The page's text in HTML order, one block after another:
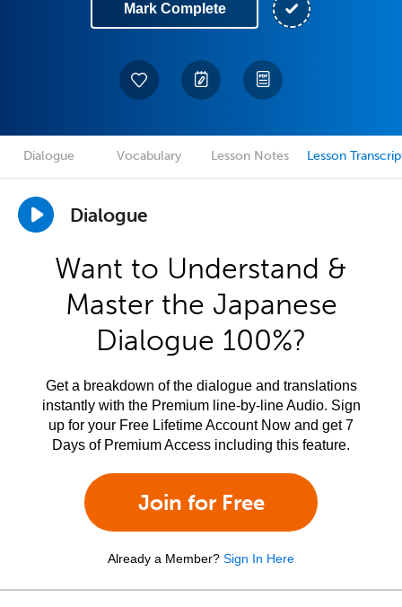
Mark Complete
Dialogue Vocabulary Lesson Notes Lesson
Dialogue
Want to Understand &
Master the Japanese
Dialogue 100%?
Get a breakdown of the dialogue and translations
instantly with the Premium line-by-line Audio. Sign
up for your Free Lifetime Account Now and get 7
Days of Premium Access including this feature.
Join for Free
Already a Member? Sign In Here